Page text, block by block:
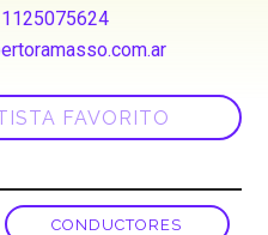
1125075624
CONDUCTORES